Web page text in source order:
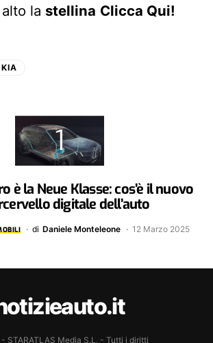
la stellina Clicca Qui!
KIA
è la Neue Klasse: cos’è il nuovo
digitale dell’auto
di Daniele Monteleone 12 Marzo 2025
STARATLAS Media S.L. - Tutti i diritti